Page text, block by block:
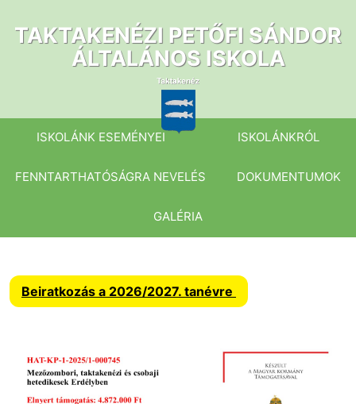
tartalomhoz
TAKTAKENÉZI PETŐFI SÁNDOR
ÁLTALÁNOS ISKOLA
ISKOLÁNK ESEMÉNYEI ISKOLÁNKRÓL
FENNTARTHATÓSÁGRA NEVELÉS DOKUMENTUMOK
GALÉRIA
Beiratkozás a 2026/2027. tanévre